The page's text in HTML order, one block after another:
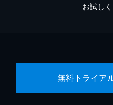
お試しく
無料トライア